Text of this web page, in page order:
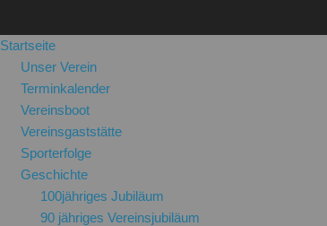
Startseite
Unser Verein
Terminkalender
Vereinsboot
Vereinsgaststätte
Sporterfolge
Geschichte
100jähriges Jubiläum
90 jähriges Vereinsjubiläum